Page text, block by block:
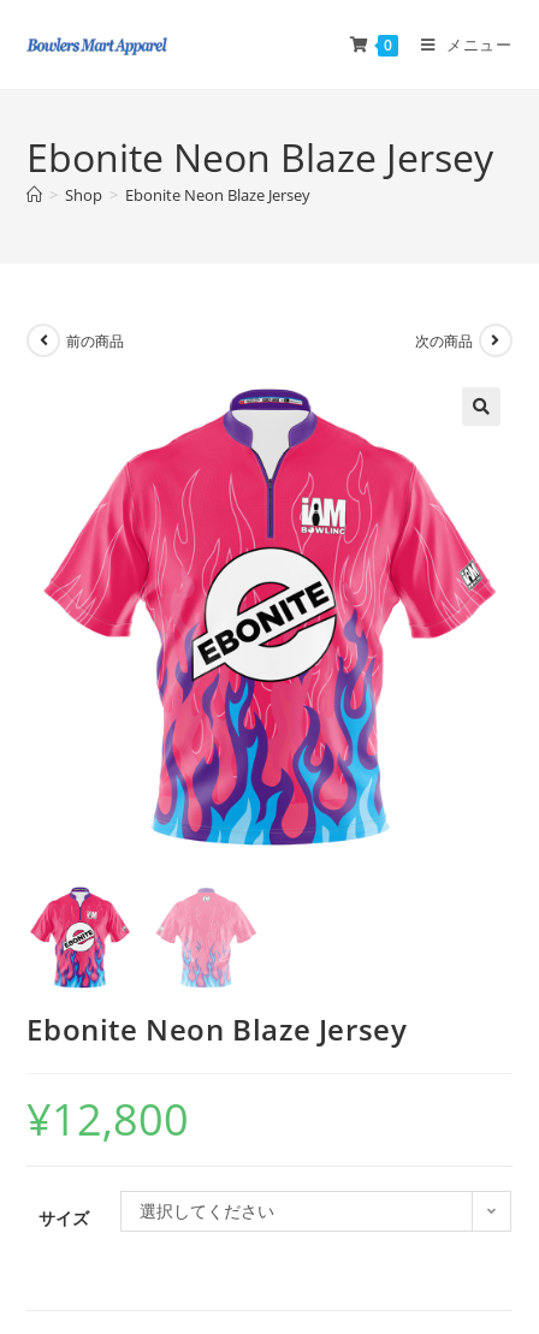
0 メニュー
Ebonite Neon Blaze Jersey
> Shop > Ebonite Neon Blaze Jersey
前の商品 次の商品
Ebonite Neon Blaze Jersey
¥12,800
サイズ 選択してください